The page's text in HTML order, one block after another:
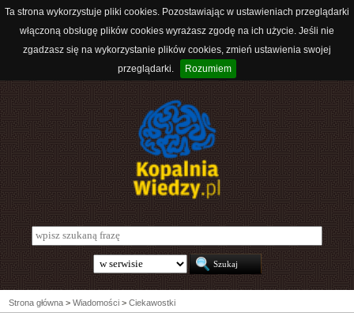
Ta strona wykorzystuje pliki cookies. Pozostawiając w ustawieniach przeglądarki
włączoną obsługę plików cookies wyrażasz zgodę na ich użycie. Jeśli nie
zgadzasz się na wykorzystanie plików cookies, zmień ustawienia swojej
przeglądarki.
Rozumiem
Strona główna > Wiadomości > Ciekawostki